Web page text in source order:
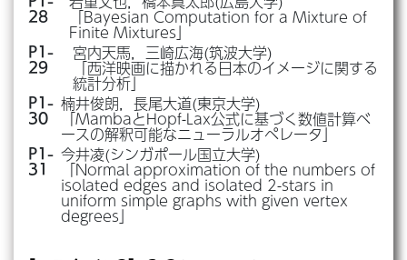
28
「Bayesian Computation for a Mixture of
Finite Mixtures」
P1-
29
宮内天馬，三崎広海(筑波大学)
「西洋映画に描かれる日本のイメージに関する
統計分析」
P1-
30
楠井俊朗，長尾大道(東京大学)
「MambaとHopf-Lax公式に基づく数値計算ベ
ースの解釈可能なニューラルオペレータ」
P1-
31
今井凌(シンガポール国立大学)
「Normal approximation of the numbers of
isolated edges and isolated 2-stars in
uniform simple graphs with given vertex
degrees」